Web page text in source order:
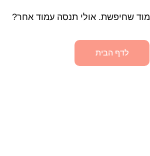
שחיפשת. אולי תנסה עמוד אחר?
לדף הבית